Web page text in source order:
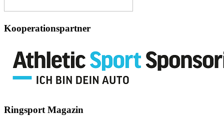
Kooperationspartner
Ringsport Magazin